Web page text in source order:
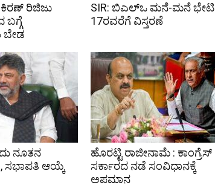
ಕಿರಣ್ ರಿಜಿಜು
ಬಗ್ಗೆ
ಬೇಡ
SIR: ಬಿಎಲ್ಒ ಮನೆ-ಮನೆ ಭೇಟಿ
17ರವರೆಗೆ ವಿಸ್ತರಣೆ
ನೂತನ
ಸಭಾಪತಿ ಆಯ್ಕೆ
ಹೊರಟ್ಟಿ ರಾಜೀನಾಮೆ : ಕಾಂಗ್ರೆಸ್
ಸರ್ಕಾರದ ನಡೆ ಸಂವಿಧಾನಕ್ಕೆ
ಅಪಮಾನ